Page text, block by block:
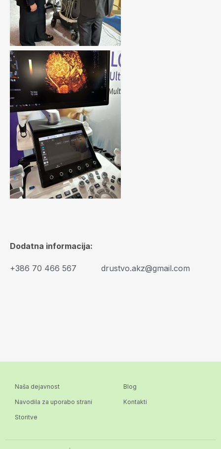
Dodatna informacija:
+386 70 466 567 drustvo.akz@gmail.com
Naša dejavnost
Navodila za uporabo strani
Storitve
Blog
Kontakti